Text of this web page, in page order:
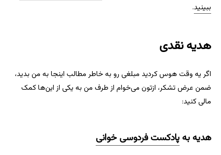
ببینید.
هدیه نقدی
اگر یه وقت هوس کردید مبلغی رو به خاطر مطالب اینجا به من بدید،
ضمن عرض تشکر، ازتون می‌خوام از طرف من به یکی از این‌ها کمک
مالی کنید:
هدیه به پادکست فردوسی خوانی